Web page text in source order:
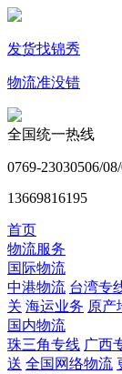
发货找锦秀
物流准没错
全国统一热线
0769-23030506/
13669816195
首页
物流服务
国际物流
中港物流 台湾专
关 海运业务 原产
国内物流
珠三角专线 广西
送 全国网络物流